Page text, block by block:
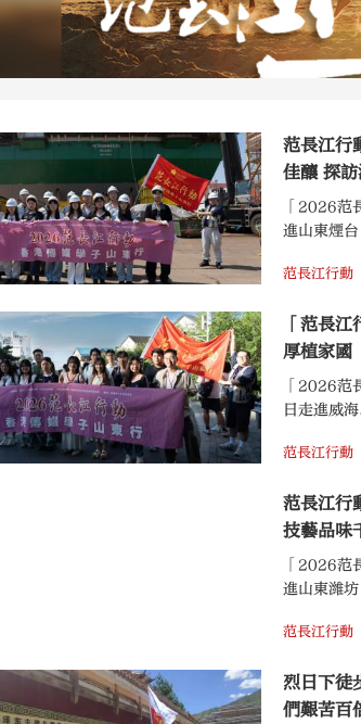
范長江行
佳釀 探
「2026
進山東煙
的蓬勃力
范長江行動
「范長
厚植家國
「2026
日走進威
距離感受
范長江行動
范長江行
技藝品味
「2026
進山東濰
觸摸齊魯文
范長江行動
烈日下徒
們艱苦百